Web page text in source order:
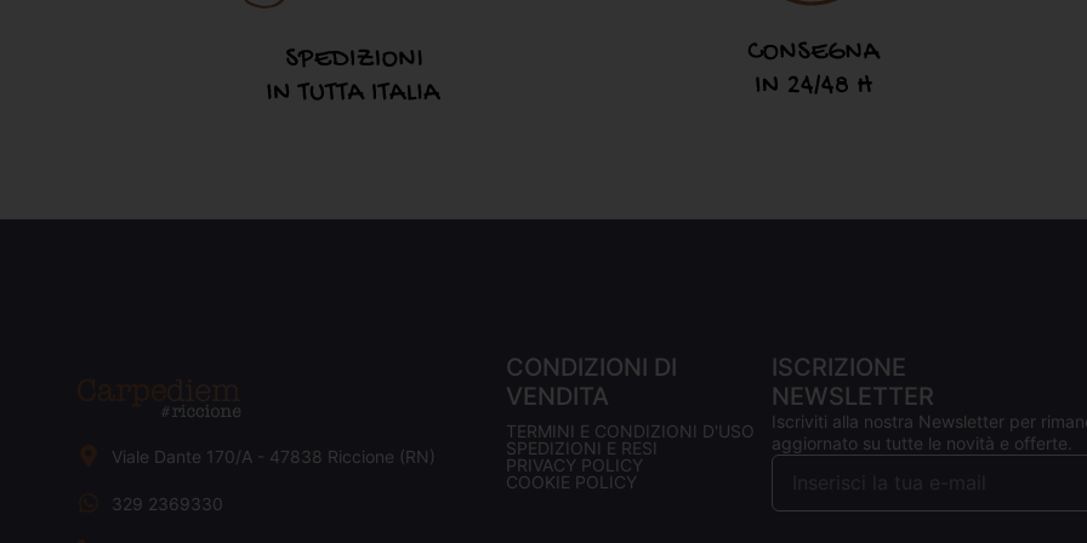
Viale Dante 170/A - 47838 Riccione (RN)
329 2369330
CONDIZIONI DI
VENDITA
TERMINI E CONDIZIONI D'USO
SPEDIZIONI E RESI
PRIVACY POLICY
COOKIE POLICY
ISCRIZIONE
NEWSLETTER
Iscriviti alla nostra Newsletter per
aggiornato su tutte le novità e offerte.